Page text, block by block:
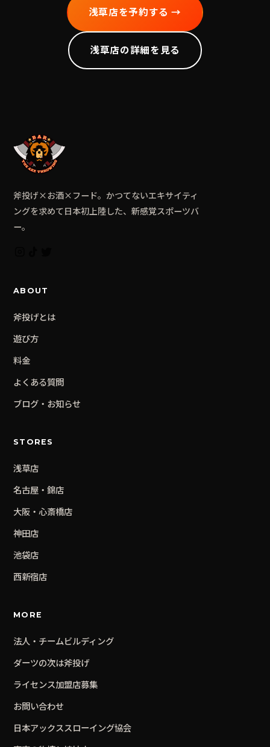
浅草店を予約する →
浅草店の詳細を見る
斧投げ×お酒×フード。かつてないエキサイティ
ングを求めて日本初上陸した、新感覚スポーツバ
ー。
ABOUT
斧投げとは
遊び方
料金
よくある質問
ブログ・お知らせ
STORES
浅草店
名古屋・錦店
大阪・心斎橋店
神田店
池袋店
西新宿店
MORE
法人・チームビルディング
ダーツの次は斧投げ
ライセンス加盟店募集
お問い合わせ
日本アックススローイング協会